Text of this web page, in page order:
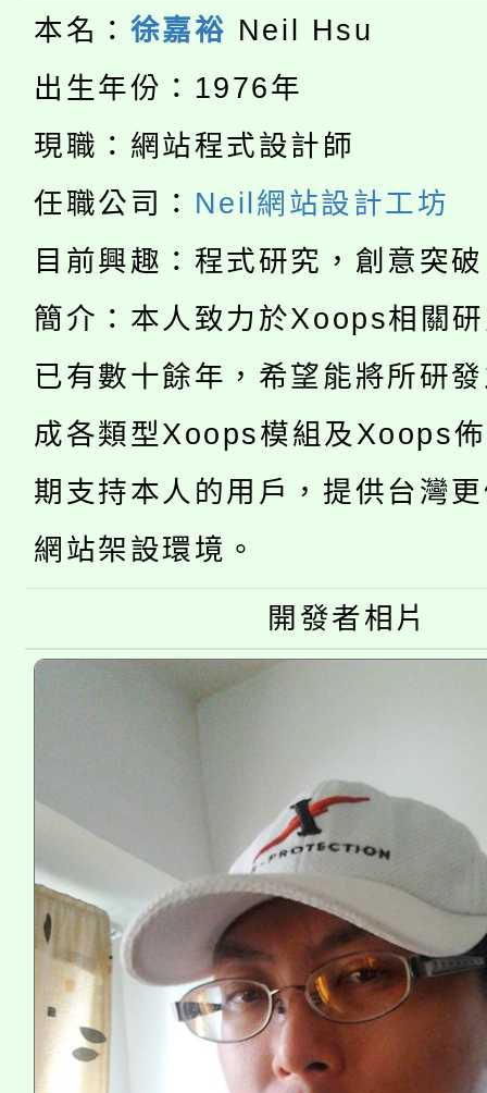
半價優惠，詳情可洽有
者。
份教師增能研習
大溪自造教育及科技中
份教師研習
淨零綠生活教案入校路
會
115年食農教育專業人
程
「本色祭」8/29、30在
場熱烈登場!
8/21下午1時於龍潭區
徵才活動。
YOUNG桃局內行報名
局官網。
8月14至27日，桃園電
開!
田徑場及游泳池舉行。
桃園市低收入戶享有免
半價優惠，詳情可洽有
者。
大園自造教育及科技中
份教師增能研習
大溪自造教育及科技中
份教師研習
淨零綠生活教案入校路
會
115年食農教育專業人
本名： 徐嘉裕 Neil Hsu
出生年份：1976年
現職：網站程式設計師
任職公司： Neil網站設計工坊
目前興趣：程式研究，創意突
簡介：本人致力於Xoops相關
已有數十餘年，希望能將所研
成各類型Xoops模組及Xoops
期支持本人的用戶，提供台灣
網站架設環境。
開發者相片